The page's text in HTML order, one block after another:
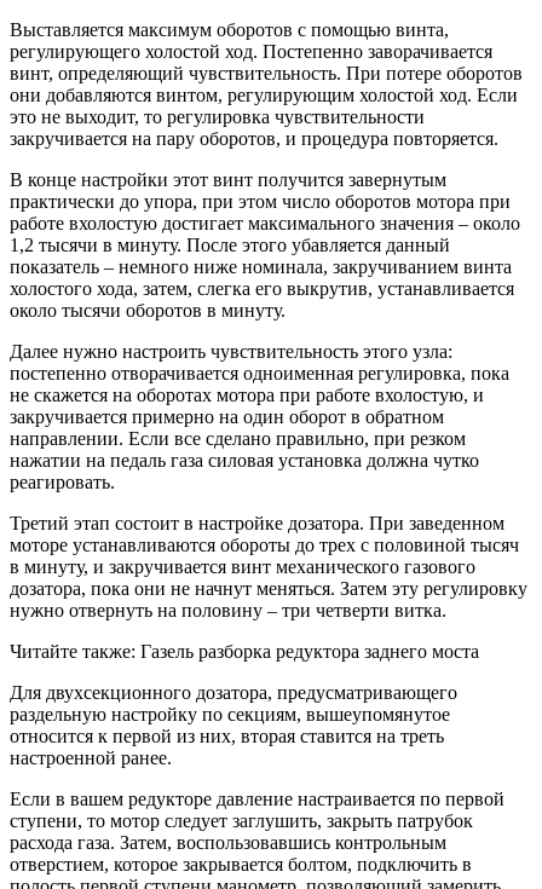
Выставляется максимум оборотов с помощью винта,
регулирующего холостой ход. Постепенно заворачивается
винт, определяющий чувствительность. При потере оборотов
они добавляются винтом, регулирующим холостой ход. Если
это не выходит, то регулировка чувствительности
закручивается на пару оборотов, и процедура повторяется.
В конце настройки этот винт получится завернутым
практически до упора, при этом число оборотов мотора при
работе вхолостую достигает максимального значения – около
1,2 тысячи в минуту. После этого убавляется данный
показатель – немного ниже номинала, закручиванием винта
холостого хода, затем, слегка его выкрутив, устанавливается
около тысячи оборотов в минуту.
Далее нужно настроить чувствительность этого узла:
постепенно отворачивается одноименная регулировка, пока
не скажется на оборотах мотора при работе вхолостую, и
закручивается примерно на один оборот в обратном
направлении. Если все сделано правильно, при резком
нажатии на педаль газа силовая установка должна чутко
реагировать.
Третий этап состоит в настройке дозатора. При заведенном
моторе устанавливаются обороты до трех с половиной тысяч
в минуту, и закручивается винт механического газового
дозатора, пока они не начнут меняться. Затем эту регулировку
нужно отвернуть на половину – три четверти витка.
Читайте также: Газель разборка редуктора заднего моста
Для двухсекционного дозатора, предусматривающего
раздельную настройку по секциям, вышеупомянутое
относится к первой из них, вторая ставится на треть
настроенной ранее.
Если в вашем редукторе давление настраивается по первой
ступени, то мотор следует заглушить, закрыть патрубок
расхода газа. Затем, воспользовавшись контрольным
отверстием, которое закрывается болтом, подключить в